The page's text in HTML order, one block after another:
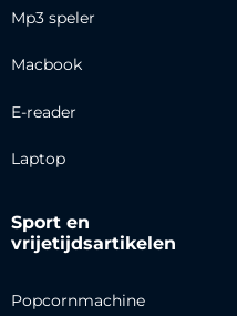
Mp3 speler
Macbook
E-reader
Laptop
Sport en
vrijetijdsartikelen
Popcornmachine